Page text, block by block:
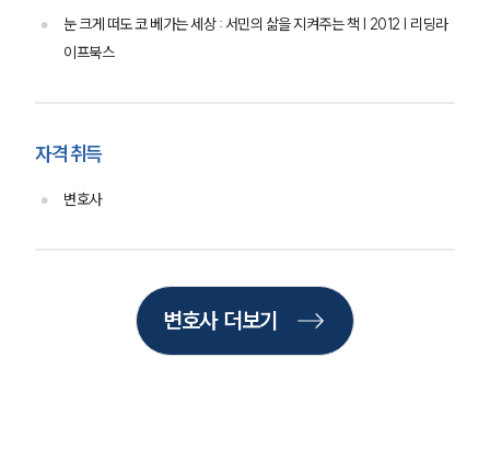
눈 크게 떠도 코 베가는 세상 : 서민의 삶을 지켜주는 책 | 2012 | 리딩라
이프북스
자격 취득
변호사
변호사 더보기